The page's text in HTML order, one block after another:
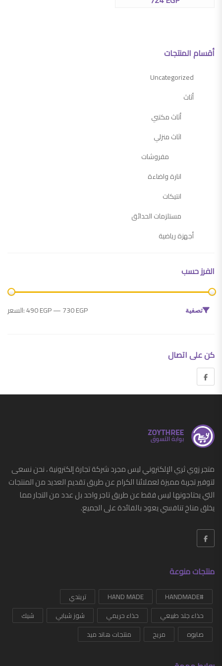
أقسام المنتجات
Uncategorized
أثاث
أثاث مكتبي
اثاث منزلي
مفروشات
انارة واضاءة
انتيكات
مستلزمات الحدائق
أجهزة رياضية
ادوات كهربائية
مستلزمات المنزل
أدوات منزلية
أزياء رجالي
أحزمة رجالي
إكسسوارات
ساعات
محفظه رجالي
ملابس
نظارات
الفرز حسب
تصفية السعر:490 EGP—730 EGP
كن على اتصال
متجر زوي ثري الإلكتروني ليس مجرد شركة تجارة إلكترونية ، نحن نسعى
لتوفير تجربة مميزة لعملائنا الكرام عن طريق تقديم العديد من المنتجات
التي يحتاجونها ليس فقط عن طريق تاجر واحد بل عدد من التجار مما
يخلق مناخ تنافسي يعود بالفائدة على الجميع.
منتجات منوعة
#HANDMADE
HAND MADE
تريندي
حذاء جلد طبيعي
حذاء حريمي شوز شبابي
شيك
صابوه
مريح منتجات هاند ميد